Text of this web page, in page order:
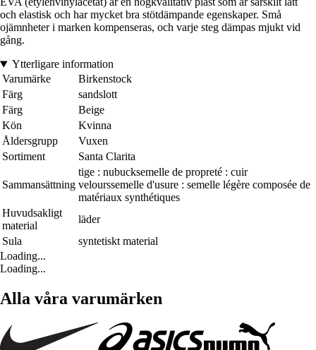
och elastisk och har mycket bra stötdämpande egenskaper. Små
ojämnheter i marken kompenseras, och varje steg dämpas mjukt vid
gång.
Ytterligare information
Varumärke
Birkenstock
Färg
sandslott
Färg
Beige
Kön
Kvinna
Åldersgrupp
Vuxen
Sortiment
Santa Clarita
Sammansättning
tige : nubucksemelle de propreté : cuir
velourssemelle d'usure : semelle légère composée de
matériaux synthétiques
Huvudsakligt
material
läder
Sula
syntetiskt material
Loading...
Loading...
Alla våra varumärken